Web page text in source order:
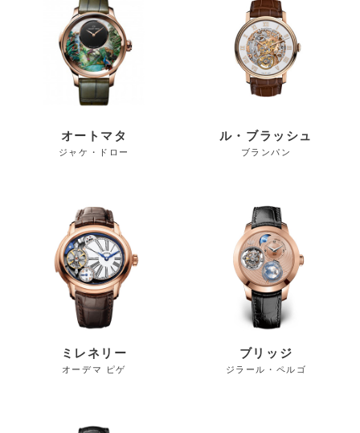
オートマタ
ジャケ・ドロー
ル・ブラッシュ
ブランパン
ミレネリー
オーデマ ピゲ
ブリッジ
ジラール・ペルゴ